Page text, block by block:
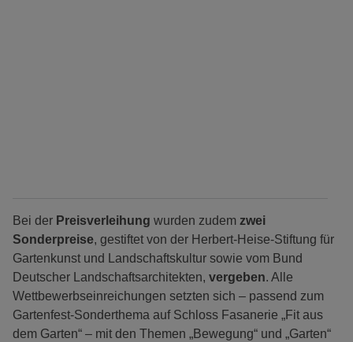
Bei der Preisverleihung wurden zudem zwei
Sonderpreise, gestiftet von der Herbert-Heise-Stiftung für
Gartenkunst und Landschaftskultur sowie vom Bund
Deutscher Landschaftsarchitekten, vergeben. Alle
Wettbewerbseinreichungen setzten sich – passend zum
Gartenfest-Sonderthema auf Schloss Fasanerie „Fit aus
dem Garten“ – mit den Themen „Bewegung“ und „Garten“